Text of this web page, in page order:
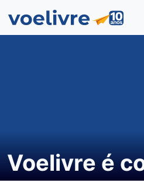
Voelivre é